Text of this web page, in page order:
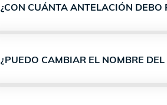
¿CON CUÁNTA ANTELACIÓN DEBO
¿PUEDO CAMBIAR EL NOMBRE